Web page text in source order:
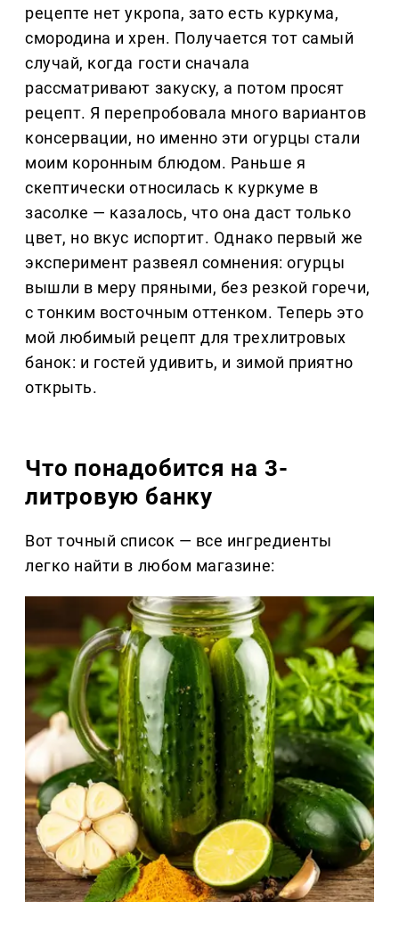
рецепте нет укропа, зато есть куркума,
смородина и хрен. Получается тот самый
случай, когда гости сначала
рассматривают закуску, а потом просят
рецепт. Я перепробовала много вариантов
консервации, но именно эти огурцы стали
моим коронным блюдом. Раньше я
скептически относилась к куркуме в
засолке — казалось, что она даст только
цвет, но вкус испортит. Однако первый же
эксперимент развеял сомнения: огурцы
вышли в меру пряными, без резкой горечи,
с тонким восточным оттенком. Теперь это
мой любимый рецепт для трехлитровых
банок: и гостей удивить, и зимой приятно
открыть.
Что понадобится на 3-
литровую банку
Вот точный список — все ингредиенты
легко найти в любом магазине: